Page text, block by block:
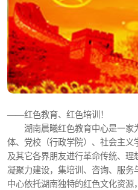
——红色教育、红色培训！
湖南晨曦红色教育中心是一家
体、党校（行政学院）、社会主义
及其它各界朋友进行革命传统、理
凝聚力建设，集培训、咨询、服务
中心依托湖南独特的红色文化资